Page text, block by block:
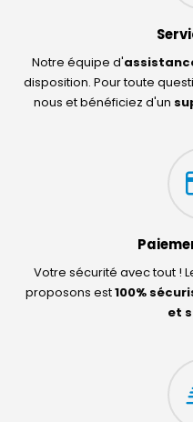
Notre équipe d'
disposition. Pour toute
nous et bénéficiez d'un
Votre sécurité avec tout !
proposons est100%
et